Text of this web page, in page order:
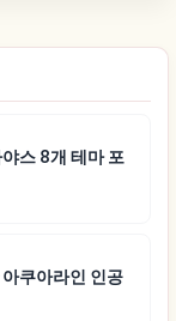
스 8개 테마 포
쿠아라인 인공